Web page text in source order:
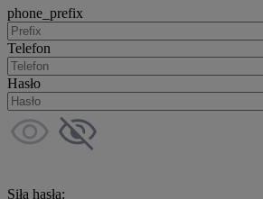
phone_prefix
Telefon
Hasło
Siła hasła: